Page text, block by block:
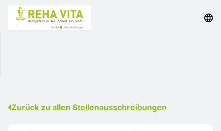
Zurück zu allen Stellenausschreibungen